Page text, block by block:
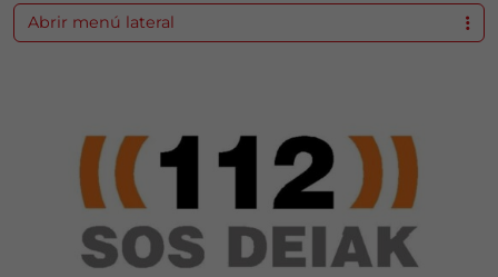
Abrir menú lateral